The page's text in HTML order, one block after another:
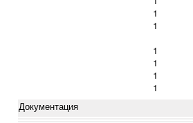
1
1
1
1
1
1
Документация